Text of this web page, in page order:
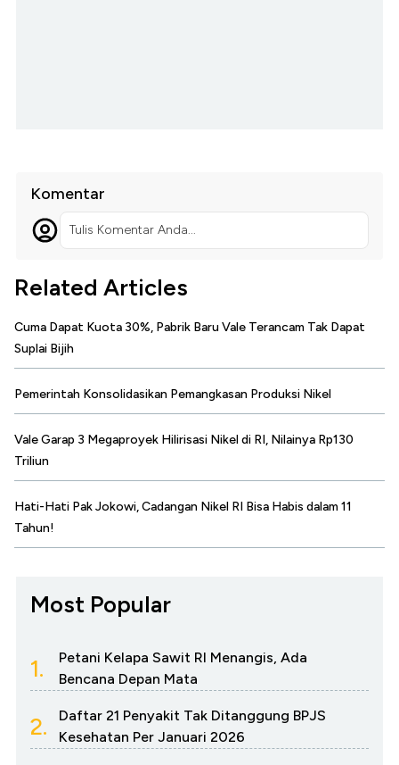
Komentar
Tulis Komentar Anda...
Related Articles
Cuma Dapat Kuota 30%, Pabrik Baru Vale Terancam Tak Dapat
Suplai Bijih
Pemerintah Konsolidasikan Pemangkasan Produksi Nikel
Vale Garap 3 Megaproyek Hilirisasi Nikel di RI, Nilainya Rp130
Triliun
Hati-Hati Pak Jokowi, Cadangan Nikel RI Bisa Habis dalam 11
Tahun!
Most Popular
1.
Petani Kelapa Sawit RI Menangis, Ada
Bencana Depan Mata
2.
Daftar 21 Penyakit Tak Ditanggung BPJS
Kesehatan Per Januari 2026